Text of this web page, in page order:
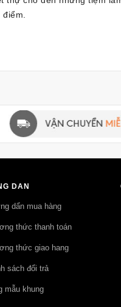
DẪN
dẩn mua hàng
thức thanh toán
thức giao hang
sách đổi trả
mẫu khung